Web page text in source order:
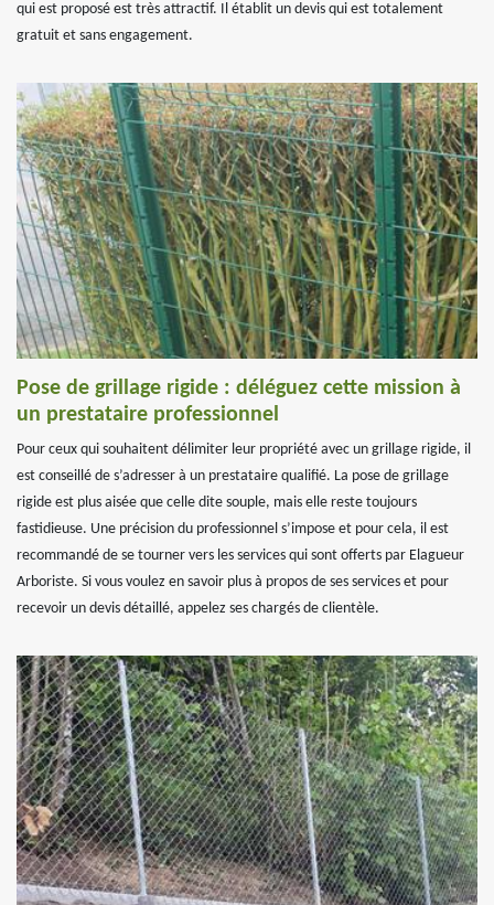
qui est proposé est très attractif. Il établit un devis qui est totalement
gratuit et sans engagement.
Pose de grillage rigide : déléguez cette mission à
un prestataire professionnel
Pour ceux qui souhaitent délimiter leur propriété avec un grillage rigide, il
est conseillé de s’adresser à un prestataire qualifié. La pose de grillage
rigide est plus aisée que celle dite souple, mais elle reste toujours
fastidieuse. Une précision du professionnel s’impose et pour cela, il est
recommandé de se tourner vers les services qui sont offerts par Elagueur
Arboriste. Si vous voulez en savoir plus à propos de ses services et pour
recevoir un devis détaillé, appelez ses chargés de clientèle.